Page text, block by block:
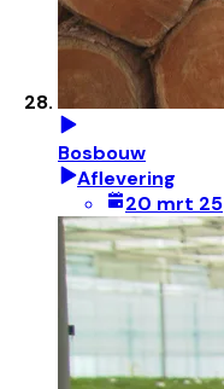
Bosbouw
Aflevering
20 mrt 25